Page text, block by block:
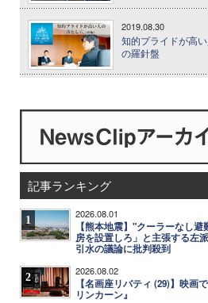
2019.08.30
知的プライドが高
の羅針盤
記事ランキング
1 2026.08.01
【熊本地震】"クーラーなし
房を設置しろ」と主張する左
引水の議論に批判殺到
2 2026.08.02
【名画座リバティ (29)】映
リンカーン』